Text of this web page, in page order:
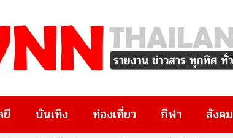
ยี บันเทิง ท่องเที่ยว กีฬา สังคม